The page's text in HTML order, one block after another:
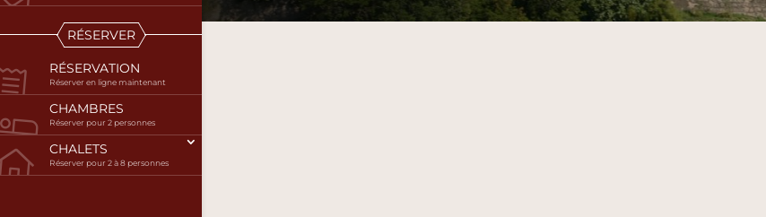
RÉSERVER
RÉSERVATION
Réserver en ligne maintenant
CHAMBRES
Réserver pour 2 personnes
CHALETS
Réserver pour 2 à 8 personnes